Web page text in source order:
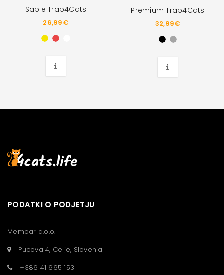
Sable Trap4Cats
26,99€
Premium Trap4Cats
32,99€
PODATKI O PODJETJU
Memoar d.o.o.
Pucova 4, Celje, Slovenia
+386 41 665 153